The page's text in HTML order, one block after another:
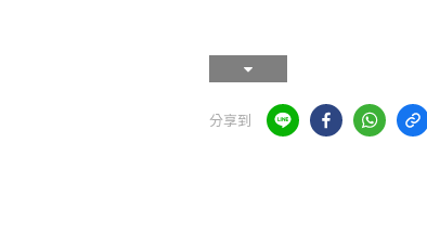
分享到